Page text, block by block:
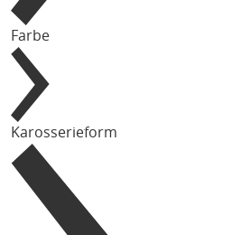
Farbe
Karosserieform